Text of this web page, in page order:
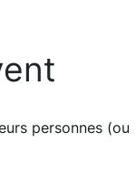
personnes (ou